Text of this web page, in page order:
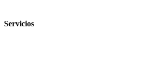
Servicios